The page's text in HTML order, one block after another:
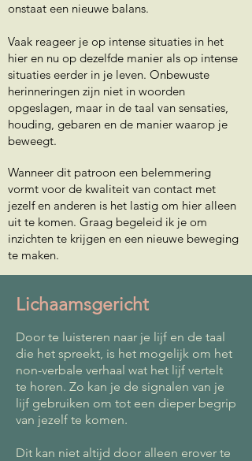
onstaat een nieuwe balans.
Vaak reageer je op intense situaties in het
hier en nu op dezelfde manier als op intense
situaties eerder in je leven. Onbewuste
herinneringen zijn niet in woorden
opgeslagen, maar in de taal van sensaties,
houding, gebaren en de manier waarop je
beweegt.
Wanneer dit patroon een belemmering
vormt voor de kwaliteit van contact met
jezelf en anderen is het lastig om hier alleen
uit te komen. Graag begeleid ik je om
inzichten te krijgen en een nieuwe beweging
te maken.
Lichaamsgericht
Door te luisteren naar je lijf en de taal
die het spreekt, is het mogelijk om het
non-verbale verhaal wat het lijf vertelt
te horen. Zo kan je de signalen van je
lijf gebruiken om tot een dieper begrip
van jezelf te komen.
Dit kan niet altijd door alleen erover te